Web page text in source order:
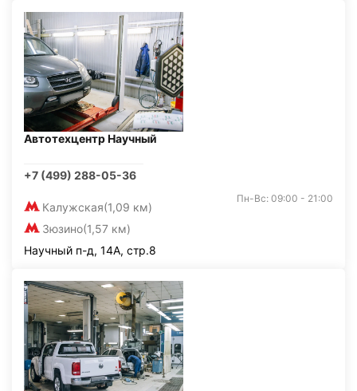
Автотехцентр Научный
+7 (499) 288-05-36
Калужская(1,09 км)
Зюзино(1,57 км)
Пн-Вс: 09:00 - 21:00
Научный п-д, 14А, стр.8